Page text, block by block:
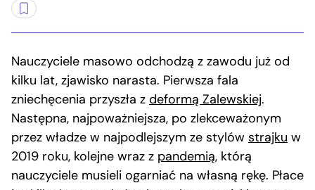
Nauczyciele masowo odchodzą z zawodu już od
kilku lat, zjawisko narasta. Pierwsza fala
zniechęcenia przyszła z deformą Zalewskiej.
Następna, najpoważniejsza, po zlekceważonym
przez władze w najpodlejszym ze stylów strajku w
2019 roku, kolejne wraz z pandemią, którą
nauczyciele musieli ogarniać na własną rękę. Płace